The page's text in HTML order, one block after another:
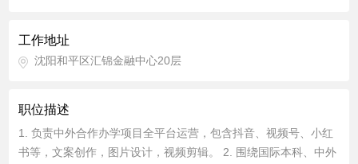
工作地址
沈阳和平区汇锦金融中心20层
职位描述
1. 负责中外合作办学项目全平台运营，包含抖音、视频号、小红
书等，文案创作，图片设计，视频剪辑。 2. 围绕国际本科、中外